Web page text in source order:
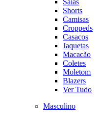
Saias
Shorts
Camisas
Croppeds
Casacos
Jaquetas
Macacão
Coletes
Moletom
Blazers
Ver Tudo
Masculino